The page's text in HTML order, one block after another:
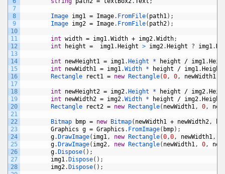
7
8
9
10
11
12
13
14
15
16
17
18
19
20
21
22
23
24
25
26
27
28
Image img1 = Image. FromFile( path1) ;
Image img2 = Image. FromFile( path2) ;
int width = img1.Width + img2.Width;
int
height = img1. Height > img2. Height ? img1.
int newHeight1 = img1. Height * height / img1.
int
newWidth1 = img1.Width * height / img1. Height
Rectangle
rect1 = new Rectangle(0, 0, newWidth1
int newHeight2 = img2. Height * height / img2.
int
newWidth2 = img2.Width * height / img2. Height
Rectangle
rect2 = new Rectangle( newWidth1, 0,
Bitmap bmp = new Bitmap( newWidth1 + newWidth2,
Graphics g = Graphics . FromImage( bmp) ;
g. DrawImage( img1, new Rectangle(0,0, newWidth1,
g. DrawImage( img2, new Rectangle( newWidth1, 0,
g. Dispose( ) ;
img1. Dispose( ) ;
img2. Dispose( ) ;